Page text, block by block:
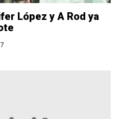
López y A Rod ya